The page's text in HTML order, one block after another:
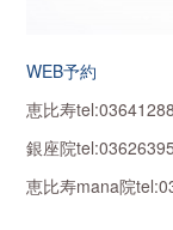
WEB予約
恵比寿
銀座院
恵比寿mana院